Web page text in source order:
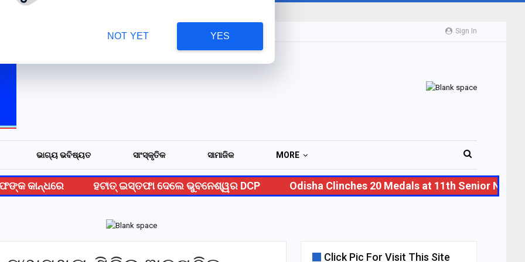
Sign In
ମୟୂରଭଞ୍ଜକୁ ଫେରିଲେ କୋଟାରେ ଫସି ଥିବା ଛାତ୍ରଛାତ୍ରୀ । More
ଭାଗ୍ୟ ଭବିଷ୍ୟତ ସାଂସ୍କୃତିକ ସାମାଜିକ MORE
କାନ୍ଧରେ ହଟାତ୍ ଇସ୍ତଫା ଦେଲେ ଭୁବନେଶ୍ୱର DCP Odisha Clinches 20 Medals at 11th Senior
Click Pic For Visit This Site
Would you like to receive notifications on
latest updates?